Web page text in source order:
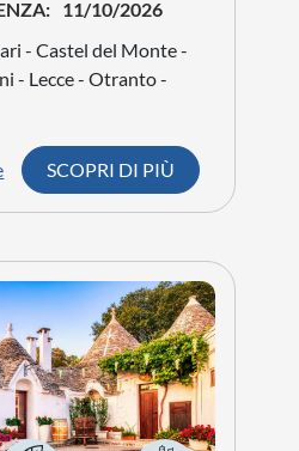
NATURA CITTÀ
Alto
- Strada del vino -
- Lago di Resia -
- Val di Fassa -
Thun - Rovereto